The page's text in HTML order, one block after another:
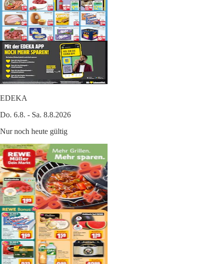
EDEKA
Do. 6.8. - Sa. 8.8.2026
Nur noch heute gültig